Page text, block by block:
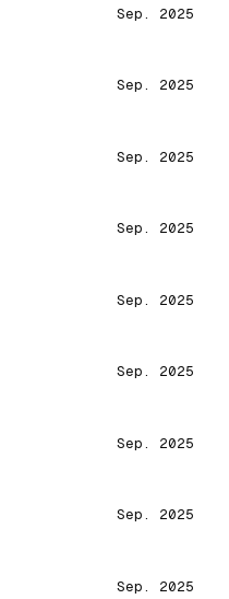
Sep. 2025
Sep. 2025
Sep. 2025
Sep. 2025
Sep. 2025
Sep. 2025
Sep. 2025
Sep. 2025
Sep. 2025